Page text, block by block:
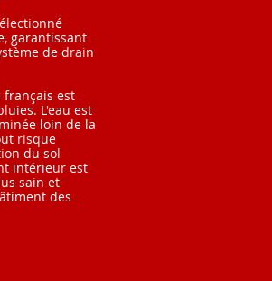
garantissant
de drain
français est
L'eau est
loin de la
risque
du sol
intérieur est
sain et
des